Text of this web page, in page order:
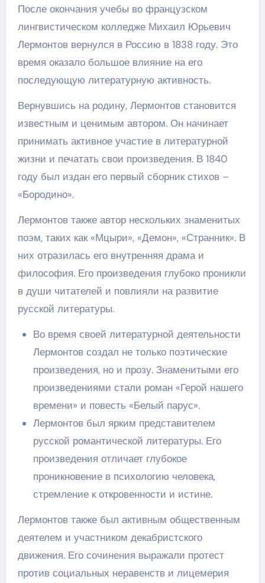
После окончания учебы во французском
лингвистическом колледже Михаил Юрьевич
Лермонтов вернулся в Россию в 1838 году. Это
время оказало большое влияние на его
последующую литературную активность.
Вернувшись на родину, Лермонтов становится
известным и ценимым автором. Он начинает
принимать активное участие в литературной
жизни и печатать свои произведения. В 1840
году был издан его первый сборник стихов –
«Бородино».
Лермонтов также автор нескольких знаменитых
поэм, таких как «Мцыри», «Демон», «Странник». В
них отразилась его внутренняя драма и
философия. Его произведения глубоко проникли
в души читателей и повлияли на развитие
русской литературы.
Во время своей литературной деятельности
Лермонтов создал не только поэтические
произведения, но и прозу. Знаменитыми его
произведениями стали роман «Герой нашего
времени» и повесть «Белый парус».
Лермонтов был ярким представителем
русской романтической литературы. Его
произведения отличает глубокое
проникновение в психологию человека,
стремление к откровенности и истине.
Лермонтов также был активным общественным
деятелем и участником декабристского
движения. Его сочинения выражали протест
против социальных неравенств и лицемерия